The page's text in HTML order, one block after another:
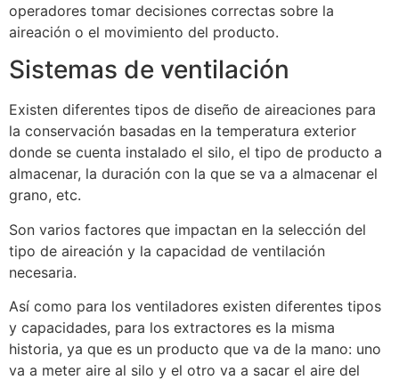
operadores tomar decisiones correctas sobre la
aireación o el movimiento del producto.
Sistemas de ventilación
Existen diferentes tipos de diseño de aireaciones para
la conservación basadas en la temperatura exterior
donde se cuenta instalado el silo, el tipo de producto a
almacenar, la duración con la que se va a almacenar el
grano, etc.
Son varios factores que impactan en la selección del
tipo de aireación y la capacidad de ventilación
necesaria.
Así como para los ventiladores existen diferentes tipos
y capacidades, para los extractores es la misma
historia, ya que es un producto que va de la mano: uno
va a meter aire al silo y el otro va a sacar el aire del